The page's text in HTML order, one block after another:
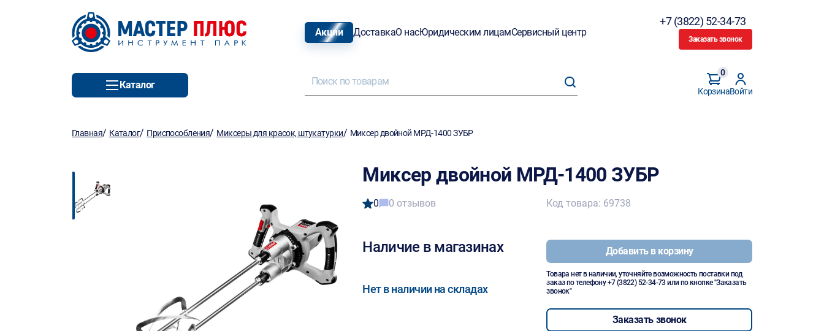
Акции ДоставкаО насЮридическим лицамСервисный центр
+7 (3822) 52-34-73
Заказать звонок
Каталог
Корзина
0
Войти
Главная/ Каталог/ Приспособления/ Миксеры для красок, штукатурки/ Миксер двойной МРД-1400 ЗУБР
Миксер двойной МРД-1400 ЗУБР
0 0 отзывов
Наличие в магазинах
Нет в наличии на складах
Код товара: 69738
Добавить в корзину
Товара нет в наличии, уточняйте возможность поставки под
заказ по телефону+7 (3822) 52-34-73 или по кнопке "Заказать
звонок"
Заказать звонок